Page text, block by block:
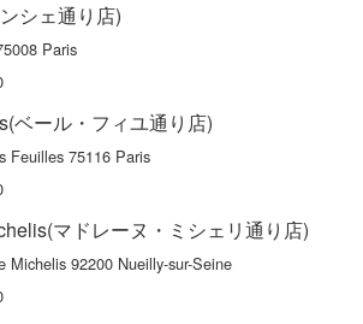
シェ通り店)
Paris
ベール・フィユ通り店)
Feuilles 75116 Paris
マドレーヌ・ミシェリ通り店)
Michelis 92200 Nueilly-sur-Seine